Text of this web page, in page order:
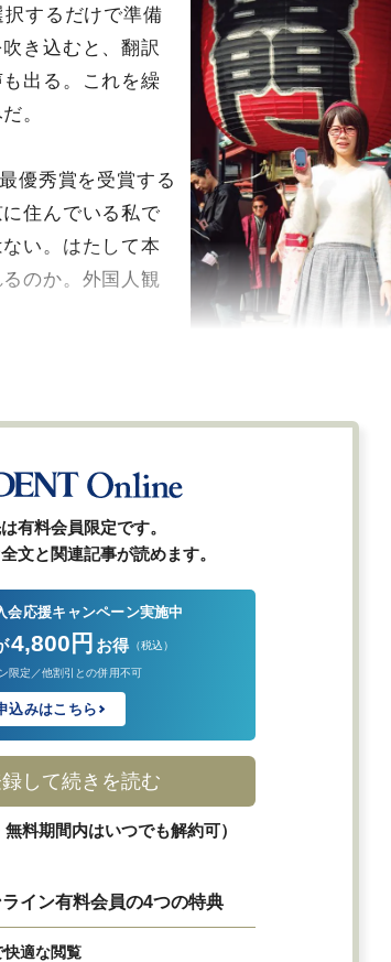
全ての画像を見る（3枚）
するだけで準備
き込むと、翻訳
出る。これを繰
。
優秀賞を受賞する
住んでいる私で
い。はたして本
のか。外国人観
有料会員限定です。
文と関連記事が読めます。
会応援キャンペーン実施中
4,800円 お得 （税込）
限定／他割引との併用不可
込みはこちら
して続きを読む
無料期間内はいつでも解約可）
イン有料会員の4つの特典
快適な閲覧